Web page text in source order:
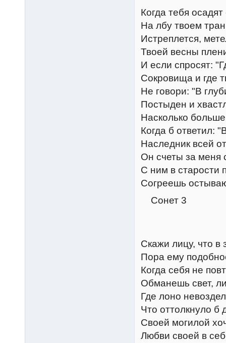
Когда тебя
На лбу твоем
Истреплется,
Твоей весны
И если спросят:
Сокровища и где
Не говори: "В
Постыден и
Насколько
Когда б ответил:
Наследник всей
Он счеты за меня
С ним в старости
Согреешь
Сонет 3
Скажи лицу, что в
Пора ему
Когда себя не
Обманешь свет,
Где лоно
Что оттолкнуло б
Своей могилой
Любви своей в